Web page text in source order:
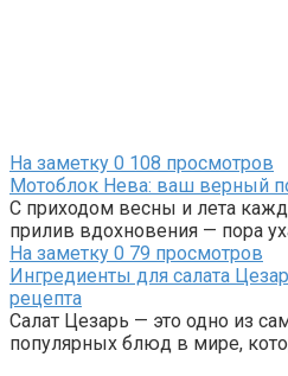
На заметку 0 108 просмотров
Мотоблок Нева: ваш верный
С приходом весны и лета
прилив вдохновения — пора
На заметку 0 79 просмотров
Ингредиенты для салата
рецепта
Салат Цезарь — это одно из
популярных блюд в мире,